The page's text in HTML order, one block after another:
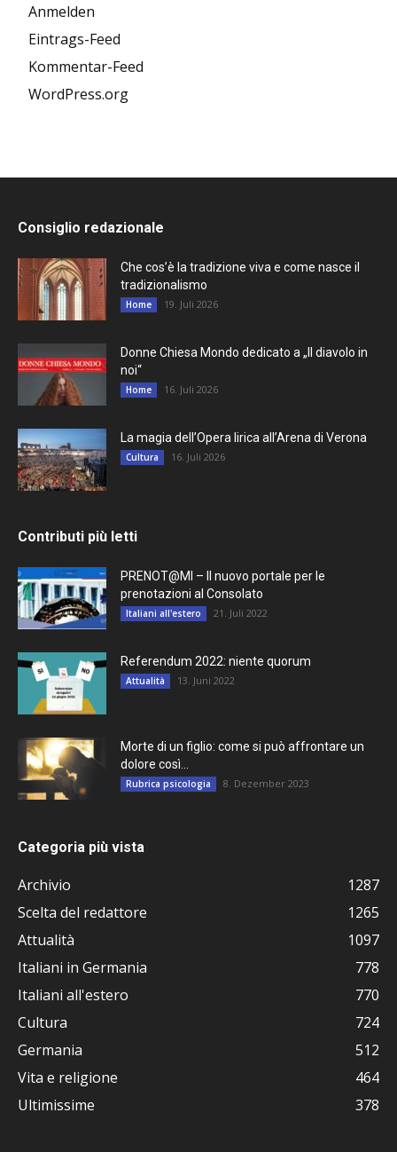
Anmelden
Eintrags-Feed
Kommentar-Feed
WordPress.org
Consiglio redazionale
Che cos’è la tradizione viva e come nasce il
tradizionalismo
Home 19. Juli 2026
Donne Chiesa Mondo dedicato a „Il diavolo in
noi“
Home 16. Juli 2026
La magia dell’Opera lirica all’Arena di Verona
Cultura 16. Juli 2026
Contributi più letti
PRENOT@MI – Il nuovo portale per le
prenotazioni al Consolato
Italiani all'estero 21. Juli 2022
Referendum 2022: niente quorum
Attualità 13. Juni 2022
Morte di un figlio: come si può affrontare un
dolore così...
Rubrica psicologia 8. Dezember 2023
Categoria più vista
Archivio
1287
Scelta del redattore
1265
Attualità
1097
Italiani in Germania
778
Italiani all'estero
770
Cultura
724
Germania
512
Vita e religione
464
Ultimissime
378